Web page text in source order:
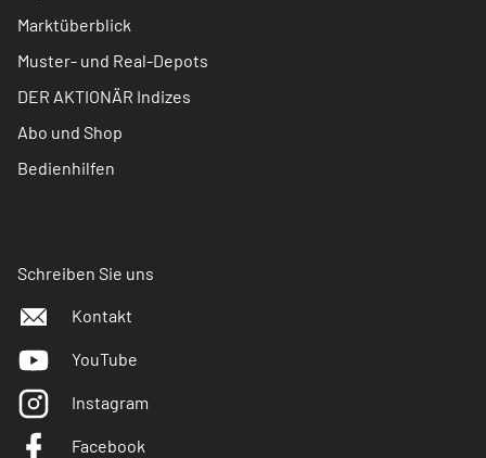
Marktüberblick
Muster- und Real-Depots
DER AKTIONÄR Indizes
Abo und Shop
Bedienhilfen
Schreiben Sie uns
Kontakt
YouTube
Instagram
Facebook